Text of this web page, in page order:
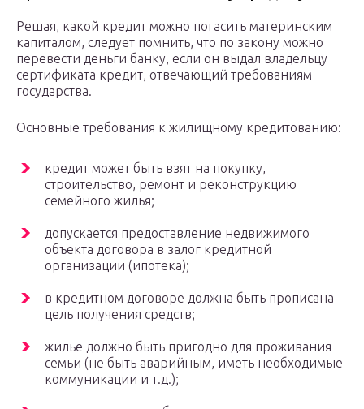
Решая, какой кредит можно погасить материнским
капиталом, следует помнить, что по закону можно
перевести деньги банку, если он выдал владельцу
сертификата кредит, отвечающий требованиям
государства.
Основные требования к жилищному кредитованию:
кредит может быть взят на покупку,
строительство, ремонт и реконструкцию
семейного жилья;
допускается предоставление недвижимого
объекта договора в залог кредитной
организации (ипотека);
в кредитном договоре должна быть прописана
цель получения средств;
жилье должно быть пригодно для проживания
семьи (не быть аварийным, иметь необходимые
коммуникации и т.д.);